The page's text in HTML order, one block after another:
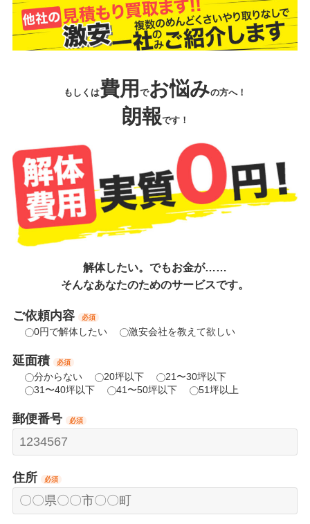
もしくは費用 でお悩みの方へ！
朗報です！
解体したい。でもお金が……
そんなあなたのためのサービスです。
ご依頼内容 必須
0円で解体したい 激安会社を教えて欲しい
延面積 必須
分からない 20坪以下
21〜30坪以下
31〜40坪以下
41〜50坪以下 51坪以上
郵便番号 必須
住所 必須